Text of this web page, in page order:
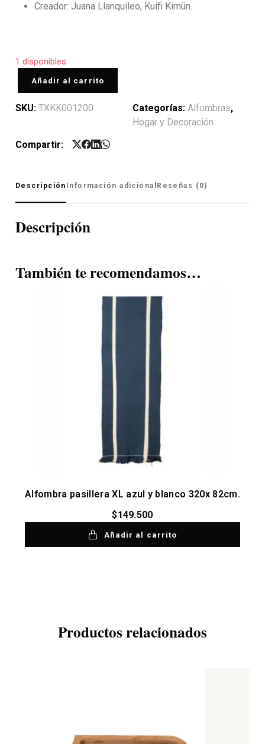
Creador: Juana Llanquileo, Kuifi Kimün.
1 disponibles
Añadir al carrito
SKU: TXKK001200 Categorías: Alfombras,
Hogar y Decoración
Compartir:
Descripción Información adicional Reseñas (0)
Descripción
También te recomendamos…
Alfombra pasillera XL azul y blanco 320x 82cm.
$149.500
Añadir al carrito
Productos relacionados